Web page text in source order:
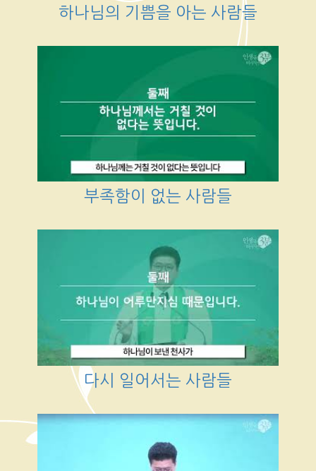
하나님의 기쁨을 아는 사람들
부족함이 없는 사람들
다시 일어서는 사람들